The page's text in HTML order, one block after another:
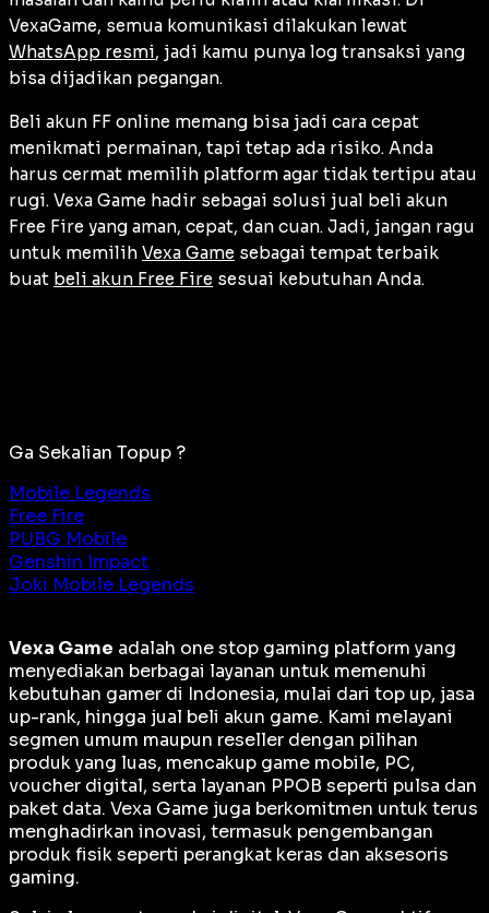
VexaGame, semua komunikasi dilakukan lewat
WhatsApp resmi, jadi kamu punya log transaksi yang
bisa dijadikan pegangan.
Beli akun FF online memang bisa jadi cara cepat
menikmati permainan, tapi tetap ada risiko. Anda
harus cermat memilih platform agar tidak tertipu atau
rugi. Vexa Game hadir sebagai solusi jual beli akun
Free Fire yang aman, cepat, dan cuan. Jadi, jangan ragu
untuk memilih Vexa Game sebagai tempat terbaik
buat beli akun Free Fire sesuai kebutuhan Anda.
Ga Sekalian Topup ?
Mobile Legends
Free Fire
PUBG Mobile
Genshin Impact
Joki Mobile Legends
Vexa Game adalah one stop gaming platform yang
menyediakan berbagai layanan untuk memenuhi
kebutuhan gamer di Indonesia, mulai dari top up, jasa
up-rank, hingga jual beli akun game. Kami melayani
segmen umum maupun reseller dengan pilihan
produk yang luas, mencakup game mobile, PC,
voucher digital, serta layanan PPOB seperti pulsa dan
paket data. Vexa Game juga berkomitmen untuk terus
menghadirkan inovasi, termasuk pengembangan
produk fisik seperti perangkat keras dan aksesoris
gaming.